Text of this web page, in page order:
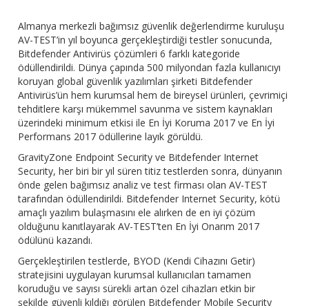
Almanya merkezli bağımsız güvenlik değerlendirme kuruluşu
AV-TEST’in yıl boyunca gerçekleştirdiği testler sonucunda,
Bitdefender Antivirüs çözümleri 6 farklı kategoride
ödüllendirildi. Dünya çapında 500 milyondan fazla kullanıcıyı
koruyan global güvenlik yazılımları şirketi Bitdefender
Antivirüs’ün hem kurumsal hem de bireysel ürünleri, çevrimiçi
tehditlere karşı mükemmel savunma ve sistem kaynakları
üzerindeki minimum etkisi ile En İyi Koruma 2017 ve En İyi
Performans 2017 ödüllerine layık görüldü.
GravityZone Endpoint Security ve Bitdefender Internet
Security, her biri bir yıl süren titiz testlerden sonra, dünyanın
önde gelen bağımsız analiz ve test firması olan AV-TEST
tarafından ödüllendirildi. Bitdefender Internet Security, kötü
amaçlı yazılım bulaşmasını ele alırken de en iyi çözüm
olduğunu kanıtlayarak AV-TEST’ten En İyi Onarım 2017
ödülünü kazandı.
Gerçekleştirilen testlerde, BYOD (Kendi Cihazını Getir)
stratejisini uygulayan kurumsal kullanıcıları tamamen
koruduğu ve sayısı sürekli artan özel cihazları etkin bir
şekilde güvenli kıldığı görülen Bitdefender Mobile Security